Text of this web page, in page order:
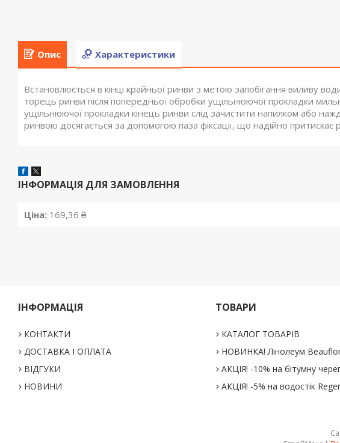
Опис Характеристики
Встановлюється в кінці крайньої ринви з метою запобігання виливу
торець ринви після попередньої обробки ущільнюючої прокладки
ущільнюючої прокладки кінець ринви слід зачистити напилком або
ринвою досягається за допомогою паза фіксації, що надійно притискає
ІНФОРМАЦІЯ ДЛЯ ЗАМОВЛЕННЯ
Ціна: 169,36 ₴
ІНФОРМАЦІЯ
КОНТАКТИ
ДОСТАВКА І ОПЛАТА
ВІДГУКИ
НОВИНИ
ТОВАРИ
КАТАЛОГ ТОВАРІВ
НОВИНКА! Лінолеум
АКЦІЯ! -10% на бітумну
АКЦІЯ! -5% на водостік